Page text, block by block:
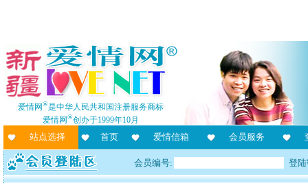
爱情网®是中华人民共和国注册服务商标
爱情网®创办于1999年10月
站点选择 首页 爱情信箱 会员服务
会员编号: 登